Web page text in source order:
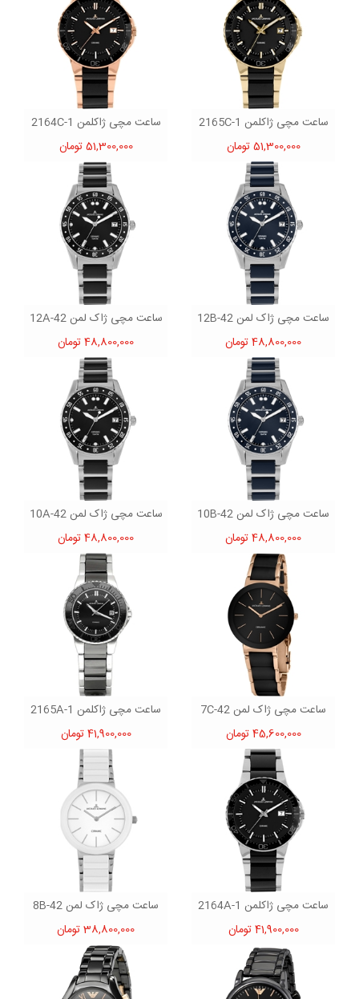
ساعت مچی ژاکلمن 1-2165C
51,300,000 تومان
ساعت مچی ژاکلمن 1-2164C
51,300,000 تومان
ساعت مچی ژاک لمن 42-12B
48,800,000 تومان
ساعت مچی ژاک لمن 42-12A
48,800,000 تومان
ساعت مچی ژاک لمن 42-10B
48,800,000 تومان
ساعت مچی ژاک لمن 42-10A
48,800,000 تومان
ساعت مچی ژاک لمن 42-7C
45,600,000 تومان
ساعت مچی ژاکلمن 1-2165A
41,900,000 تومان
ساعت مچی ژاکلمن 1-2164A
41,900,000 تومان
ساعت مچی ژاک لمن 42-8B
38,800,000 تومان